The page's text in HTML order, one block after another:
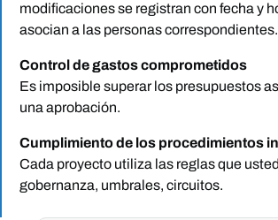
modificaciones se registran con fecha y
asocian a las personas correspondientes.
Control de gastos comprometidos
Es imposible superar los presupuestos
una aprobación.
Cumplimiento de los procedimientos
Cada proyecto utiliza las reglas que
gobernanza, umbrales, circuitos.